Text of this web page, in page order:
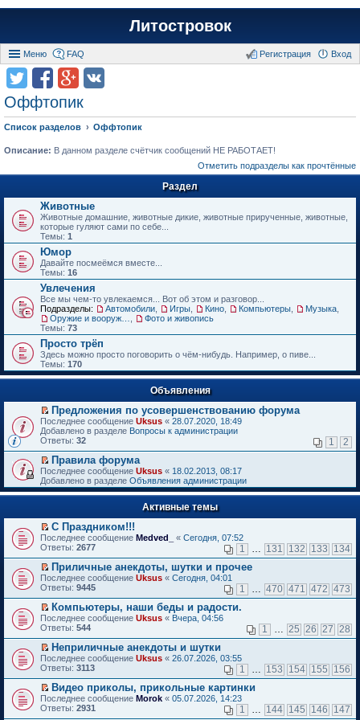
Литостровок
Меню FAQ Вход
Регистрация
Оффтопик
Список разделов Оффтопик
Описание: В данном разделе счётчик сообщений НЕ РАБОТАЕТ!
Отметить подразделы как прочтённые
Раздел
Животные
Животные домашние, животные дикие, животные прирученные, животные,
которые гуляют сами по себе...
Темы: 1
Юмор
Давайте посмеёмся вместе...
Темы: 16
Увлечения
Все мы чем-то увлекаемся... Вот об этом и разговор...
Подразделы:
Автомобили Игры Кино Компьютеры Музыка
Фото и живопись
Темы: 73
Просто трёп
Здесь можно просто поговорить о чём-нибудь. Например, о пиве...
Темы: 170
Объявления
П
е
р
й
т
и
к
п
в
о
м
у
н
е
п
р
о
ч
и
т
а
н
н
о
м
у
с
о
о
Предложения по усовершенствованию форума
Последнее сообщение Uksus « 28.07.2020, 18:49
Добавлено в разделе Вопросы к администрации
Ответы: 32 1 2
П
е
р
е
т
и
к
п
р
в
о
м
у
н
е
п
р
о
ч
и
т
а
н
н
Правила форума
Последнее сообщение Uksus « 18.02.2013, 08:17
Добавлено в разделе Объявления администрации
Активные темы
П
е
е
й
т
и
к
п
е
р
в
о
м
у
н
е
п
р
о
С Праздником!!!
Последнее сообщение Medved_ « Сегодня, 07:52
Ответы: 2677 1 131 132 133 134
П
е
е
й
т
и
к
п
е
р
в
о
м
у
Приличные анекдоты, шутки и прочее
Последнее сообщение Uksus « Сегодня, 04:01
Ответы: 9445 1 470 471 472 473
П
е
е
й
т
и
к
п
е
р
Компьютеры, наши беды и радости.
Последнее сообщение Uksus « Вчера, 04:56
Ответы: 544 1 25 26 27 28
П
е
е
й
т
и
Неприличные анекдоты и шутки
Последнее сообщение Uksus « 26.07.2026, 03:55
Ответы: 3113 1 153 154 155 156
П
е
Видео приколы, прикольные картинки
Последнее сообщение Morok « 05.07.2026, 14:23
Ответы: 2931 1 144 145 146 147